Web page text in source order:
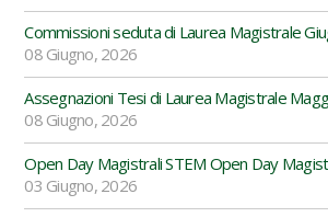
Commissioni seduta di Laurea Magistrale
08 Giugno, 2026
Assegnazioni Tesi di Laurea Magistrale
08 Giugno, 2026
Open Day Magistrali STEM Open Day
03 Giugno, 2026